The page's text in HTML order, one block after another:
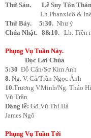
Thứ Sáu. Lễ Suy Tôn
Lh.Phanxicô & Inê/
Thứ Bảy. 5:30. Như ý
Chúa Nhật. 8&10. Lh. Tiền
Phụng Vụ Tuần Này.
Đọc Lời Chúa
5:30 Đỗ Cẩn/Sơ Kim
8. Ng. V. Cả/Trần Ngọc
10.Trương V.Minh/Ng. Thảo
Vũ Trần
Dâng lễ: Gđ.Vũ Thị Hà
James Ngô
Phụng Vụ Tuần Tới